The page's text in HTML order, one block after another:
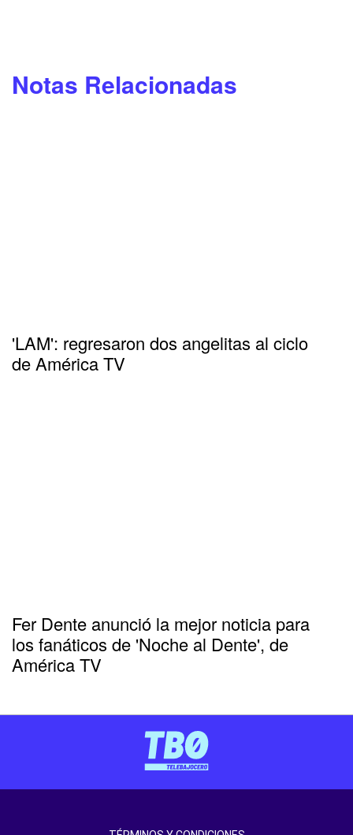
Notas Relacionadas
'LAM': regresaron dos angelitas al ciclo
de América TV
Fer Dente anunció la mejor noticia para
los fanáticos de 'Noche al Dente', de
América TV